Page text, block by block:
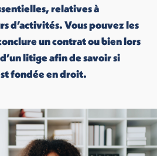
relatives à
d’activités. Vous pouvez les
un contrat ou bien lors
litige afin de savoir si
fondée en droit.